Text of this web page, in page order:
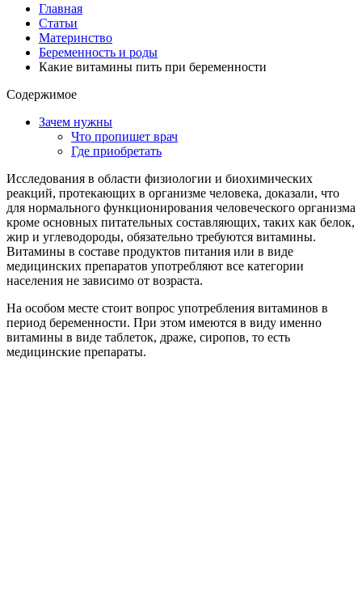
Главная
Статьи
Материнство
Беременность и роды
Какие витамины пить при беременности
Содержимое
Зачем нужны
Что пропишет врач
Где приобретать
Исследования в области физиологии и биохимических
реакций, протекающих в организме человека, доказали, что
для нормального функционирования человеческого организма
кроме основных питательных составляющих, таких как белок,
жир и углеводороды, обязательно требуются витамины.
Витамины в составе продуктов питания или в виде
медицинских препаратов употребляют все категории
населения не зависимо от возраста.
На особом месте стоит вопрос употребления витаминов в
период беременности. При этом имеются в виду именно
витамины в виде таблеток, драже, сиропов, то есть
медицинские препараты.